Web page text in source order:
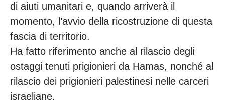
di aiuti umanitari e, quando arriverà il
momento, l’avvio della ricostruzione di questa
fascia di territorio.
Ha fatto riferimento anche al rilascio degli
ostaggi tenuti prigionieri da Hamas, nonché al
rilascio dei prigionieri palestinesi nelle carceri
israeliane.